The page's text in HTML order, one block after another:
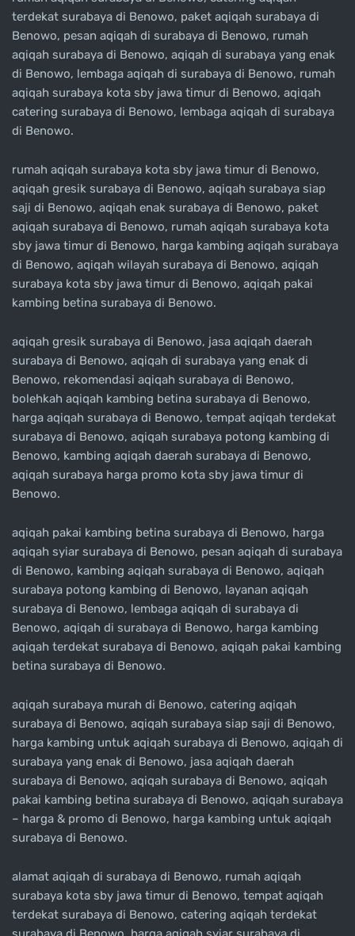
terdekat surabaya di Benowo, paket aqiqah surabaya di
Benowo, pesan aqiqah di surabaya di Benowo, rumah
aqiqah surabaya di Benowo, aqiqah di surabaya yang enak
di Benowo, lembaga aqiqah di surabaya di Benowo, rumah
aqiqah surabaya kota sby jawa timur di Benowo, aqiqah
catering surabaya di Benowo, lembaga aqiqah di surabaya
di Benowo.
rumah aqiqah surabaya kota sby jawa timur di Benowo,
aqiqah gresik surabaya di Benowo, aqiqah surabaya siap
saji di Benowo, aqiqah enak surabaya di Benowo, paket
aqiqah surabaya di Benowo, rumah aqiqah surabaya kota
sby jawa timur di Benowo, harga kambing aqiqah surabaya
di Benowo, aqiqah wilayah surabaya di Benowo, aqiqah
surabaya kota sby jawa timur di Benowo, aqiqah pakai
kambing betina surabaya di Benowo.
aqiqah gresik surabaya di Benowo, jasa aqiqah daerah
surabaya di Benowo, aqiqah di surabaya yang enak di
Benowo, rekomendasi aqiqah surabaya di Benowo,
bolehkah aqiqah kambing betina surabaya di Benowo,
harga aqiqah surabaya di Benowo, tempat aqiqah terdekat
surabaya di Benowo, aqiqah surabaya potong kambing di
Benowo, kambing aqiqah daerah surabaya di Benowo,
aqiqah surabaya harga promo kota sby jawa timur di
Benowo.
aqiqah pakai kambing betina surabaya di Benowo, harga
aqiqah syiar surabaya di Benowo, pesan aqiqah di surabaya
di Benowo, kambing aqiqah surabaya di Benowo, aqiqah
surabaya potong kambing di Benowo, layanan aqiqah
surabaya di Benowo, lembaga aqiqah di surabaya di
Benowo, aqiqah di surabaya di Benowo, harga kambing
aqiqah terdekat surabaya di Benowo, aqiqah pakai kambing
betina surabaya di Benowo.
aqiqah surabaya murah di Benowo, catering aqiqah
surabaya di Benowo, aqiqah surabaya siap saji di Benowo,
harga kambing untuk aqiqah surabaya di Benowo, aqiqah di
surabaya yang enak di Benowo, jasa aqiqah daerah
surabaya di Benowo, aqiqah surabaya di Benowo, aqiqah
pakai kambing betina surabaya di Benowo, aqiqah surabaya
– harga & promo di Benowo, harga kambing untuk aqiqah
surabaya di Benowo.
alamat aqiqah di surabaya di Benowo, rumah aqiqah
surabaya kota sby jawa timur di Benowo, tempat aqiqah
terdekat surabaya di Benowo, catering aqiqah terdekat